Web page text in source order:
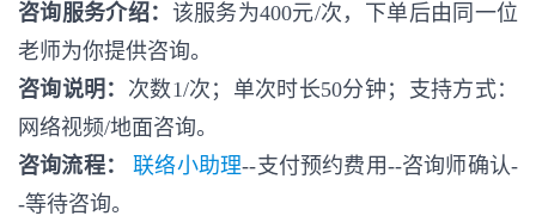
咨询服务介绍： 该服务为400元/次，下单后由同一位
老师为你提供咨询。
咨询说明： 次数1/次；单次时长50分钟；支持方式：
网络视频/地面咨询。
咨询流程：
联络小助理--支付预约费用--咨询师确认-
-等待咨询。